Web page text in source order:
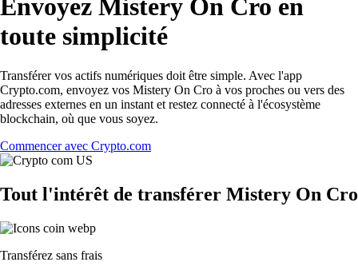
Envoyez Mistery On Cro en
toute simplicité
Transférer vos actifs numériques doit être simple. Avec l'app
Crypto.com, envoyez vos Mistery On Cro à vos proches ou vers des
adresses externes en un instant et restez connecté à l'écosystème
blockchain, où que vous soyez.
Commencer avec Crypto.com
Tout l'intérêt de transférer Mistery On Cro
Transférez sans frais